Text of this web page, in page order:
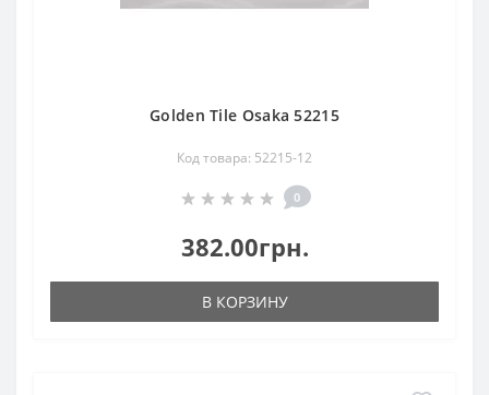
Golden Tile Osaka 52215
Код товара: 52215-12
0
382.00грн.
В КОРЗИНУ